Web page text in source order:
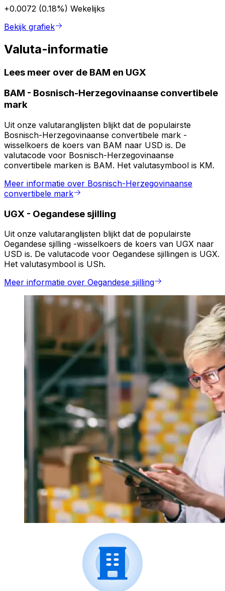
+0.0072 (0.18%) Wekelijks
Bekijk grafiek
Valuta-informatie
Lees meer over de BAM en UGX
BAM - Bosnisch-Herzegovinaanse convertibele
mark
Uit onze valutaranglijsten blijkt dat de populairste
Bosnisch-Herzegovinaanse convertibele mark -
wisselkoers de koers van BAM naar USD is. De
valutacode voor Bosnisch-Herzegovinaanse
convertibele marken is BAM. Het valutasymbool is KM.
Meer informatie over Bosnisch-Herzegovinaanse
convertibele mark
UGX - Oegandese sjilling
Uit onze valutaranglijsten blijkt dat de populairste
Oegandese sjilling -wisselkoers de koers van UGX naar
USD is. De valutacode voor Oegandese sjillingen is UGX.
Het valutasymbool is USh.
Meer informatie over Oegandese sjilling